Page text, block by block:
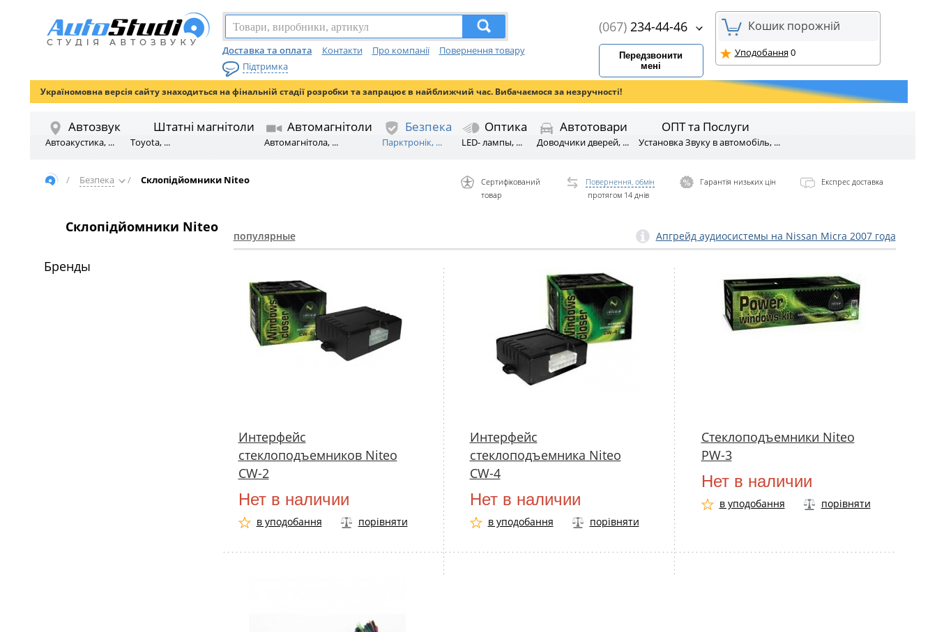
Доставка та оплата Контакти Про компанії
Повернення товару
Підтримка
(067)234-44-46
Передзвонити
мені
Кошик порожній
Уподобання0
Україномовна версія сайту знаходиться на фінальній стадії розробки та запрацює в найближчий час. Вибачаємося за незручності!
Автозвук
Автоакустика, ...
Штатні магнітоли
Toyota, ...
Автомагнітоли
Автомагнітола, ...
Безпека
Парктронік, ...
Оптика
LED- лампы, ...
Автотовари
Доводчики дверей, ...
ОПТ та Послуги
Установка Звуку в автомобіль, ...
/ Безпека / Склопідйомники Niteo
Сертифікований
товар
Повернення, обмін
протягом 14 днів
Гарантія низьких цін Експрес доставка
Склопідйомники Niteo
Бренды
популярные Апгрейд аудиосистемы на Nissan Micra 2007 года
Интерфейс
стеклоподъемников Niteo
CW-2
Нет в наличии
в уподобання порівняти
Интерфейс
стеклоподъемника Niteo
CW-4
Нет в наличии
в уподобання порівняти
Стеклоподъемники Niteo
PW-3
Нет в наличии
в уподобання порівняти